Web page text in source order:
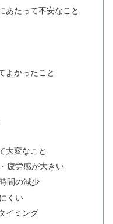
あたって不安なこと
よかったこと
大変なこと
疲労感が大きい
間の減少
くい
イミング